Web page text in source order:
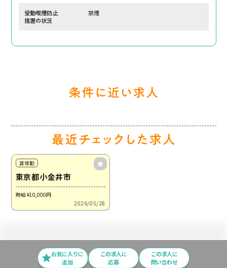
受動喫煙防止
措置の状況
禁煙
非常勤
東京都小金井市
時給 ¥10,000円
2026/05/28
お気に入りに
追加
この求⼈に
応募
この求人に
問い合わせ